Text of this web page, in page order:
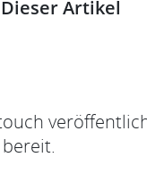
Artikel